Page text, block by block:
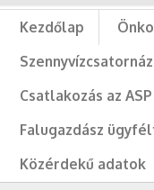
Kezdőlap
Csatlakozás az
Falugazdász
Közérdekű adatok